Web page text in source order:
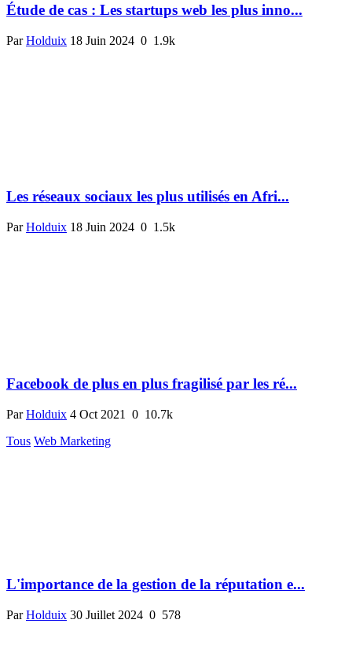
Étude de cas : Les startups web les plus inno...
ParHolduix 18 Juin 2024 0 1.9k
Les réseaux sociaux les plus utilisés en Afri...
ParHolduix 18 Juin 2024 0 1.5k
Facebook de plus en plus fragilisé par les ré...
ParHolduix 4 Oct 2021 0 10.7k
Tous Web Marketing
L'importance de la gestion de la réputation e...
ParHolduix 30 Juillet 2024 0 578